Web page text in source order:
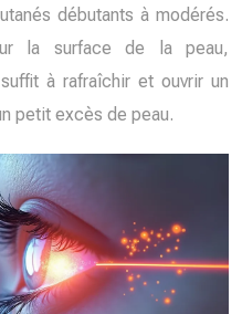
débutants à modérés.
la surface de la peau,
à rafraîchir et ouvrir un
petit excès de peau.